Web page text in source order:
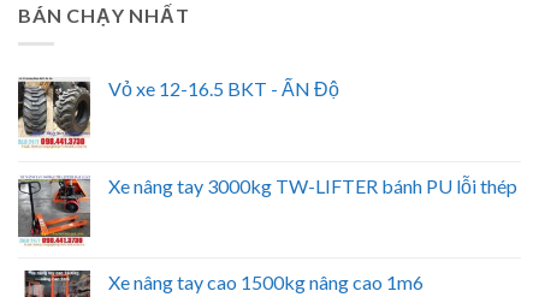
BÁN CHẠY NHẤT
Vỏ xe 12-16.5 BKT - ẤN Độ
Xe nâng tay 3000kg TW-LIFTER bánh PU lỗi thép
Xe nâng tay cao 1500kg nâng cao 1m6